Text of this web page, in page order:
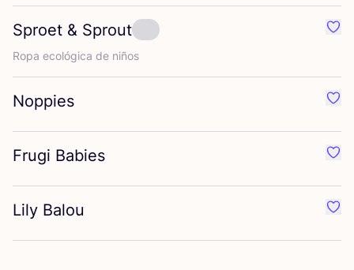
Sproet & Sprout
Ropa eco­ló­gi­ca de niños
Noppies
Frugi Babies
Lily Balou